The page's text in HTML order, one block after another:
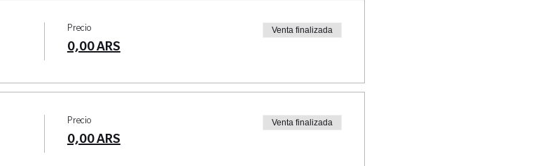
Precio
0,00 ARS
Venta finalizada
Precio
0,00 ARS
Venta finalizada